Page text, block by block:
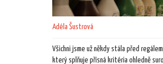
Adéla Šustrová
Všichni jsme už někdy stála před
který splňuje přísná kritéria ohledně